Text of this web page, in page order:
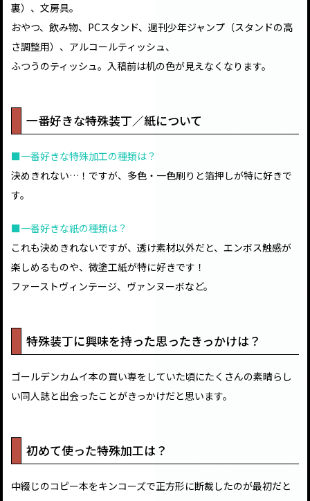
裏）、文房具。
おやつ、飲み物、PCスタンド、週刊少年ジャンプ（スタンドの高
さ調整用）、アルコールティッシュ、
ふつうのティッシュ。入稿前は机の色が見えなくなります。
一番好きな特殊装丁／紙について
■一番好きな特殊加工の種類は？
決めきれない…！ですが、多色・一色刷りと箔押しが特に好きで
す。
■一番好きな紙の種類は？
これも決めきれないですが、透け素材以外だと、エンボス触感が
楽しめるものや、微塗工紙が特に好きです！
ファーストヴィンテージ、ヴァンヌーボなど。
特殊装丁に興味を持った思ったきっかけは？
ゴールデンカムイ本の買い専をしていた頃にたくさんの素晴らし
い同人誌と出会ったことがきっかけだと思います。
初めて使った特殊加工は？
中綴じのコピー本をキンコーズで正方形に断裁したのが最初だと